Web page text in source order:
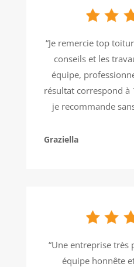
“Je remercie top
conseils et les
équipe,
résultat correspond à
je recommande
Graziella
“Une entreprise très
équipe honnête